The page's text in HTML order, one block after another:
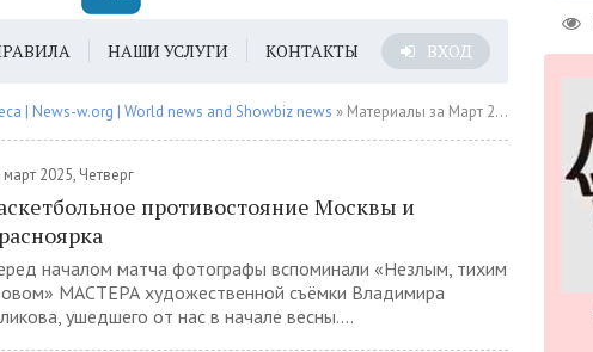
НАШИ УСЛУГИ КОНТАКТЫ ВХОД
| News-w.org | World news and Showbiz news » Материалы за Март 2025 года » Страница 10
2025, Четверг
противостояние Москвы и
началом матча фотографы вспоминали «Незлым, тихим
МАСТЕРА художественной съёмки Владимира
ушедшего от нас в начале весны....